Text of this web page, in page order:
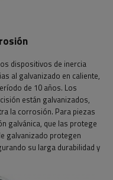
dispositivos de inercia
al galvanizado en caliente,
de 10 años. Los
están galvanizados,
la corrosión. Para piezas
galvánica, que las protege
galvanizado protegen
su larga durabilidad y